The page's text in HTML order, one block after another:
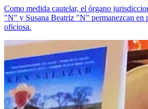
Como medida cautelar, el órgano
"N" y Susana Beatriz "N" permanezcan en
oficiosa.